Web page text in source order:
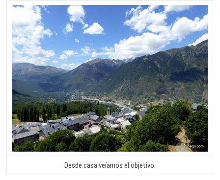
Desde casa veíamos el objetivo.